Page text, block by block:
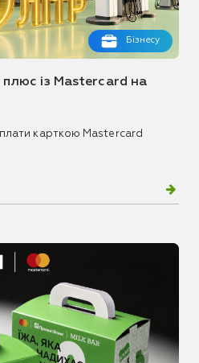
Бізнесу
плюс із Mastercard на
карткою Mastercard